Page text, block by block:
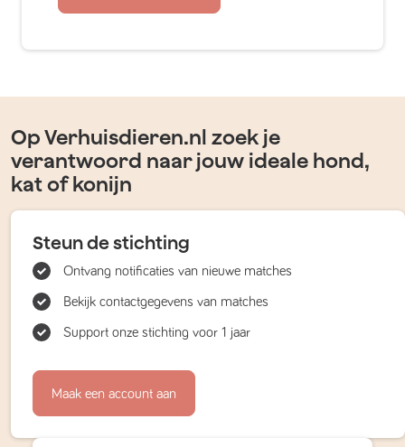
Op Verhuisdieren.nl zoek je
verantwoord naar jouw ideale hond,
kat of konijn
Steun de stichting
Ontvang notificaties van nieuwe matches
Bekijk contactgegevens van matches
Support onze stichting voor 1 jaar
Maak een account aan